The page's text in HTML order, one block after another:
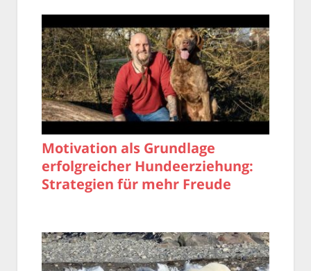
Motivation als Grundlage
erfolgreicher Hundeerziehung:
Strategien für mehr Freude